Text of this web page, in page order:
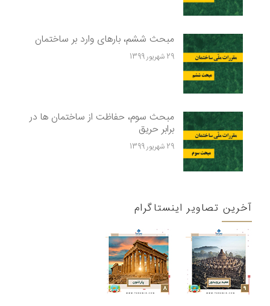
مبحث ششم، بارهای وارد بر ساختمان
29 شهریور 1399
مبحث سوم، حفاظت از ساختمان ها در
برابر حریق
29 شهریور 1399
آخرین تصاویر اینستاگرام